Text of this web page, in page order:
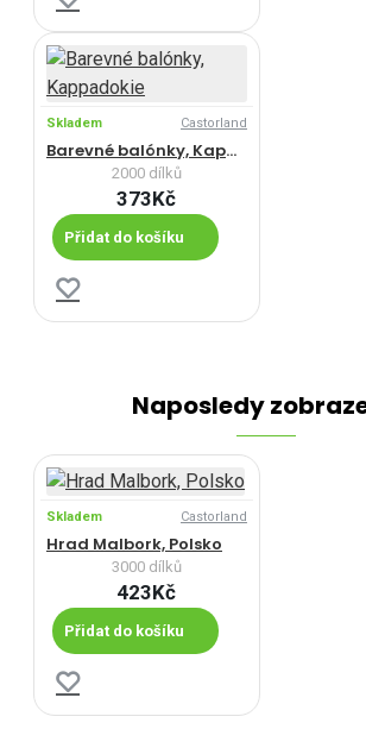
Skladem Castorland
Barevné balónky, Kappadokie
2000 dílků
373Kč
Přidat do košíku
Naposledy
Skladem Castorland
Hrad Malbork, Polsko
3000 dílků
423Kč
Přidat do košíku